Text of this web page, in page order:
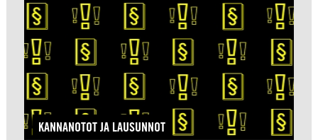
KANNANOTOT JA LAUSUNNOT